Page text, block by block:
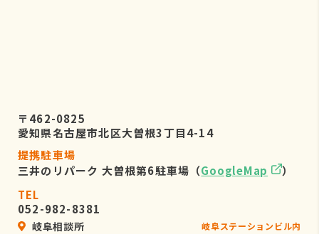
〒462-0825
愛知県名古屋市北区大曽根3丁目4-14
提携駐車場
三井のリパーク 大曽根第6駐車場（GoogleMap
）
TEL
052-982-8381
岐阜相談所 岐阜ステーションビル内